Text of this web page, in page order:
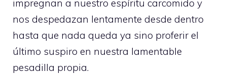
impregnan a nuestro espíritu carcomido y
nos despedazan lentamente desde dentro
hasta que nada queda ya sino proferir el
último suspiro en nuestra lamentable
pesadilla propia.